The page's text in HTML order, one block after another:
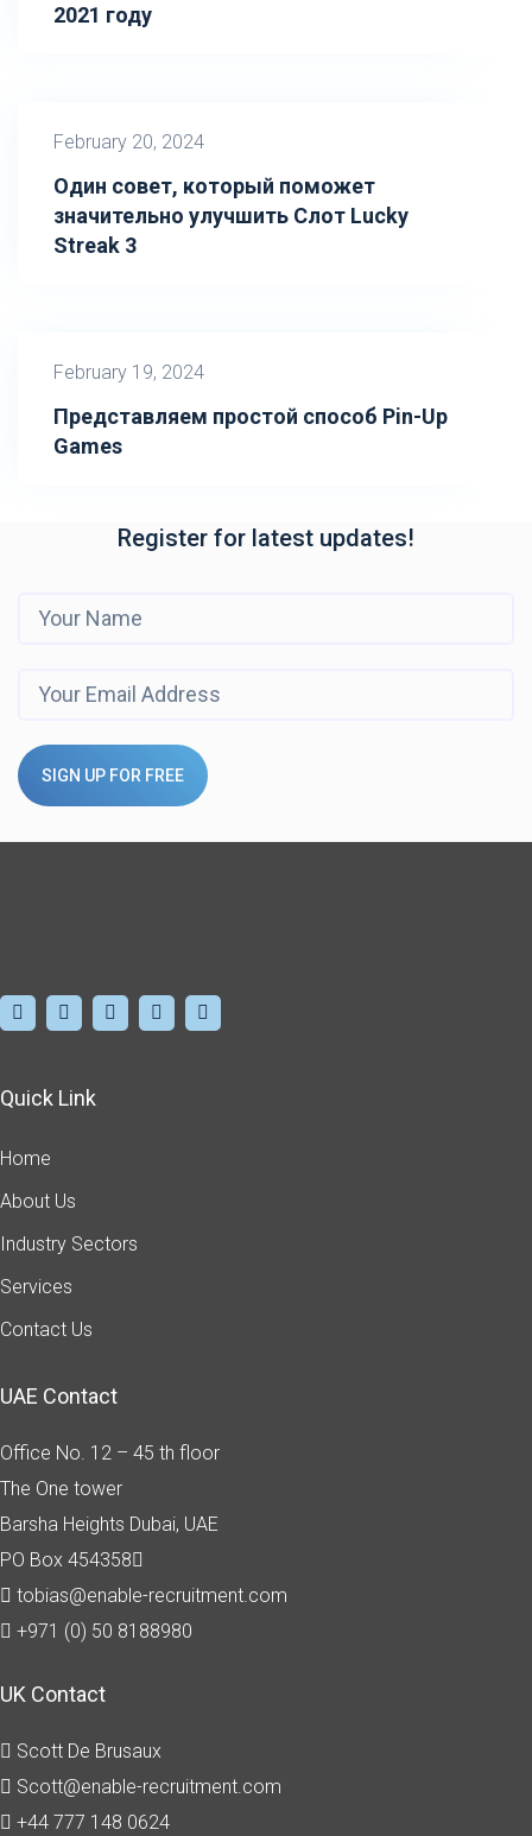
2021 году
February 20, 2024
Один совет, который поможет
значительно улучшить Слот Lucky
Streak 3
February 19, 2024
Представляем простой способ Pin-Up
Games
Register for latest updates!
SIGN UP FOR FREE
Quick Link
Home
About Us
Industry Sectors
Services
Contact Us
UAE Contact
Office No. 12 – 45 th floor
The One tower
Barsha Heights Dubai, UAE
PO Box 454358
tobias@enable-recruitment.com
+971 (0) 50 8188980
UK Contact
Scott De Brusaux
Scott@enable-recruitment.com
+44 777 148 0624